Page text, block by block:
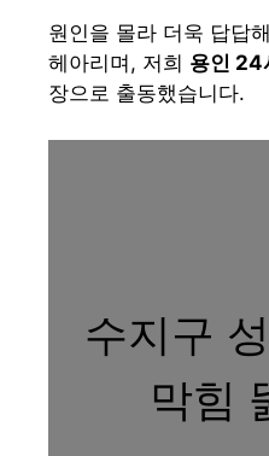
원인을 몰라 더욱 답답
헤아리며, 저희 용인 24
장으로 출동했습니다.
수지구
막힘